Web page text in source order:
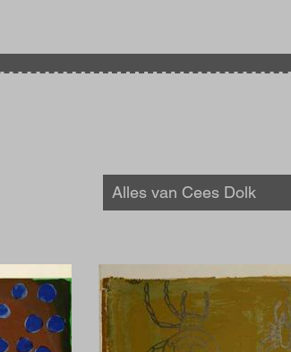
Alles van Cees Dolk
Afbeelding